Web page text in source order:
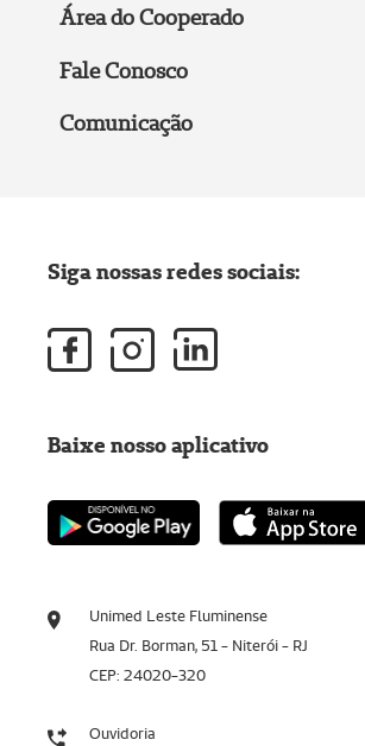
Área do Cooperado
Fale Conosco
Comunicação
Unimed Leste Fluminense
Rua Dr. Borman, 51 - Niterói - RJ
CEP: 24020-320
Ouvidoria
Siga nossas redes sociais:
Baixe nosso aplicativo